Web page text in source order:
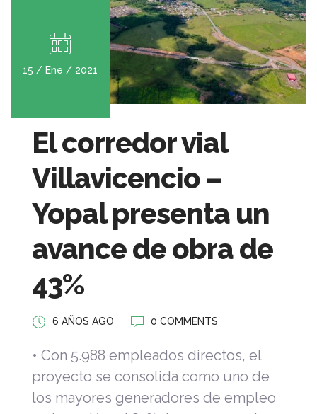
15 / Ene / 2021
El corredor vial
Villavicencio –
Yopal presenta un
avance de obra de
43%
6 AÑOS AGO 0 COMMENTS
• Con 5.988 empleados directos, el
proyecto se consolida como uno de
los mayores generadores de empleo